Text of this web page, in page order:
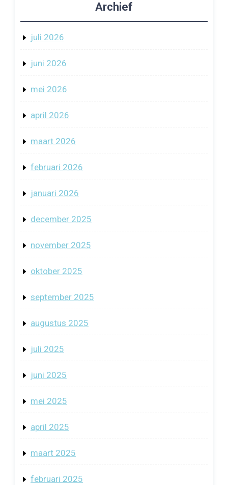
Archief
juli 2026
juni 2026
mei 2026
april 2026
maart 2026
februari 2026
januari 2026
december 2025
november 2025
oktober 2025
september 2025
augustus 2025
juli 2025
juni 2025
mei 2025
april 2025
maart 2025
februari 2025